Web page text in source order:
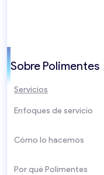
Sobre Polimentes
Servicios
Enfoques de servicio
Cómo lo hacemos
Por qué Polimentes